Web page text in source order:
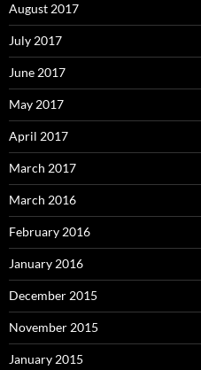
August 2017
July 2017
June 2017
May 2017
April 2017
March 2017
March 2016
February 2016
January 2016
December 2015
November 2015
January 2015